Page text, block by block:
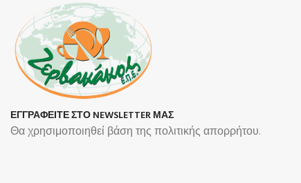
ΕΓΓΡΑΦΕΙΤΕ ΣΤΟ NEWSLETTER ΜΑΣ
Θα χρησιμοποιηθεί βάση της πολιτικής απορρήτου.